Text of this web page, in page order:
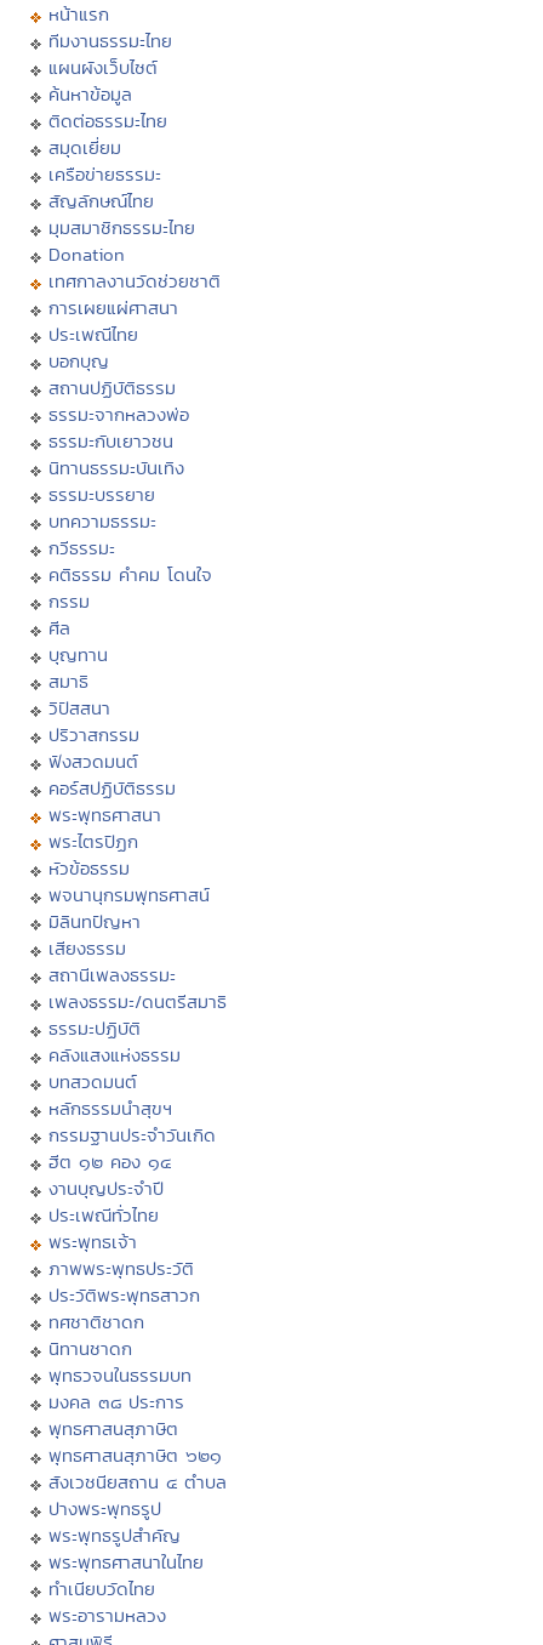
หน้าแรก
ทีมงานธรรมะไทย
แผนผังเว็บไซต์
ค้นหาข้อมูล
ติดต่อธรรมะไทย
สมุดเยี่ยม
เครือข่ายธรรมะ
สัญลักษณ์ไทย
มุมสมาชิกธรรมะไทย
Donation
เทศกาลงานวัดช่วยชาติ
การเผยแผ่ศาสนา
ประเพณีไทย
บอกบุญ
สถานปฏิบัติธรรม
ธรรมะจากหลวงพ่อ
ธรรมะกับเยาวชน
นิทานธรรมะบันเทิง
ธรรมะบรรยาย
บทความธรรมะ
กวีธรรมะ
คติธรรม คำคม โดนใจ
กรรม
ศีล
บุญทาน
สมาธิ
วิปัสสนา
ปริวาสกรรม
ฟังสวดมนต์
คอร์สปฏิบัติธรรม
พระพุทธศาสนา
พระไตรปิฏก
หัวข้อธรรม
พจนานุกรมพุทธศาสน์
มิลินทปัญหา
เสียงธรรม
สถานีเพลงธรรมะ
เพลงธรรมะ/ดนตรีสมาธิ
ธรรมะปฏิบัติ
คลังแสงแห่งธรรม
บทสวดมนต์
หลักธรรมนำสุขฯ
กรรมฐานประจำวันเกิด
ฮีต ๑๒ คอง ๑๔
งานบุญประจำปี
ประเพณีทั่วไทย
พระพุทธเจ้า
ภาพพระพุทธประวัติ
ประวัติพระพุทธสาวก
ทศชาติชาดก
นิทานชาดก
พุทธวจนในธรรมบท
มงคล ๓๘ ประการ
พุทธศาสนสุภาษิต
พุทธศาสนสุภาษิต ๖๒๑
สังเวชนียสถาน ๔ ตำบล
ปางพระพุทธรูป
พระพุทธรูปสำคัญ
พระพุทธศาสนาในไทย
ทำเนียบวัดไทย
พระอารามหลวง